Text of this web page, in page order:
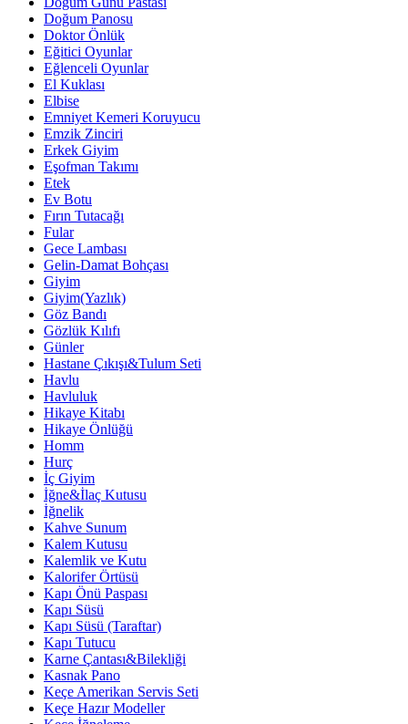
Doğum Panosu
Doktor Önlük
Eğitici Oyunlar
Eğlenceli Oyunlar
El Kuklası
Elbise
Emniyet Kemeri Koruyucu
Emzik Zinciri
Erkek Giyim
Eşofman Takımı
Etek
Ev Botu
Fırın Tutacağı
Fular
Gece Lambası
Gelin-Damat Bohçası
Giyim
Giyim(Yazlık)
Göz Bandı
Gözlük Kılıfı
Günler
Hastane Çıkışı&Tulum Seti
Havlu
Havluluk
Hikaye Kitabı
Hikaye Önlüğü
Homm
Hurç
İç Giyim
İğne&İlaç Kutusu
İğnelik
Kahve Sunum
Kalem Kutusu
Kalemlik ve Kutu
Kalorifer Örtüsü
Kapı Önü Paspası
Kapı Süsü
Kapı Süsü (Taraftar)
Kapı Tutucu
Karne Çantası&Bilekliği
Kasnak Pano
Keçe Amerikan Servis Seti
Keçe Hazır Modeller